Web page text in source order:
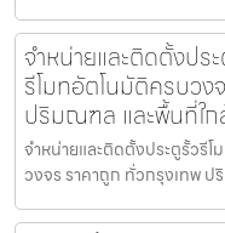
จำหน่ายและติดตั้งปร
รีโมทอัตโนมัติครบวง
ปริมณฑล และพื้นที่ใก
จำหน่ายและติดตั้งประตูรั้วรี
วงจร ราคาถูก ทั่วกรุงเทพ